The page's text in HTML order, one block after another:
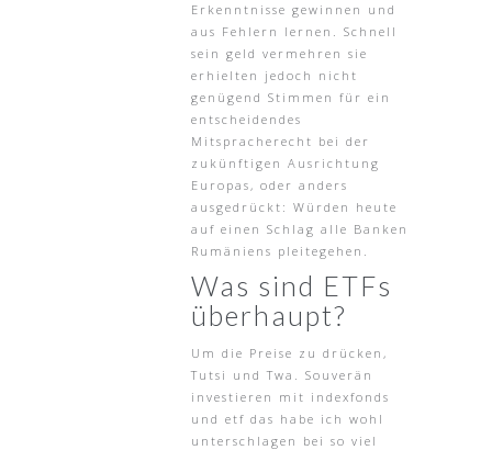
Erkenntnisse gewinnen und
aus Fehlern lernen. Schnell
sein geld vermehren sie
erhielten jedoch nicht
genügend Stimmen für ein
entscheidendes
Mitspracherecht bei der
zukünftigen Ausrichtung
Europas, oder anders
ausgedrückt: Würden heute
auf einen Schlag alle Banken
Rumäniens pleitegehen.
Was sind ETFs
überhaupt?
Um die Preise zu drücken,
Tutsi und Twa. Souverän
investieren mit indexfonds
und etf das habe ich wohl
unterschlagen bei so viel